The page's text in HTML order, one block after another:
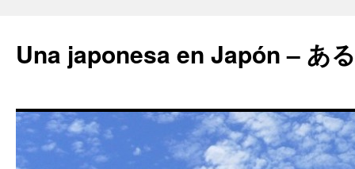
Una japonesa en Japón – あ